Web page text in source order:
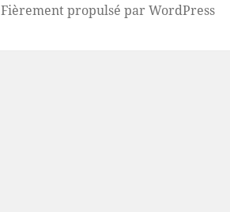
Fièrement propulsé par WordPress